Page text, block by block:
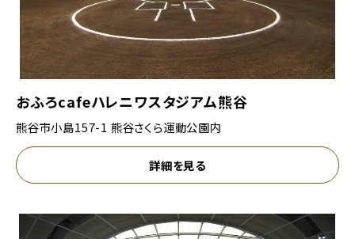
おふろcafeハレニワスタジアム熊谷
熊谷市小島157-1 熊谷さくら運動公園内
詳細を見る